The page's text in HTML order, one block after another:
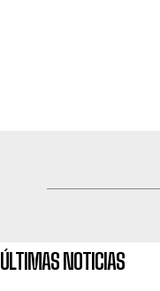
ÚLTIMAS NOTICIAS